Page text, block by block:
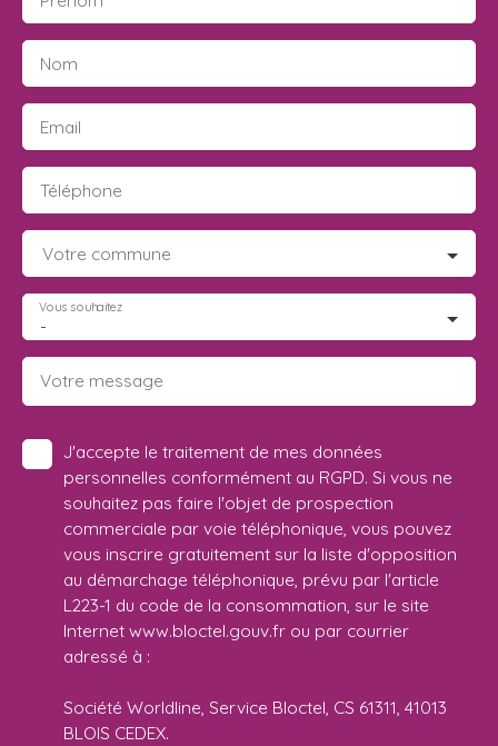
Nom
Email
Téléphone
Votre commune
-
Vous souhaitez
Votre message
J'accepte le traitement de mes données
personnelles conformément au RGPD. Si vous ne
souhaitez pas faire l'objet de prospection
commerciale par voie téléphonique, vous pouvez
vous inscrire gratuitement sur la liste d'opposition
au démarchage téléphonique, prévu par l'article
L223-1 du code de la consommation, sur le site
Internet www.bloctel.gouv.fr ou par courrier
adressé à :
Société Worldline, Service Bloctel, CS 61311, 41013
BLOIS CEDEX.